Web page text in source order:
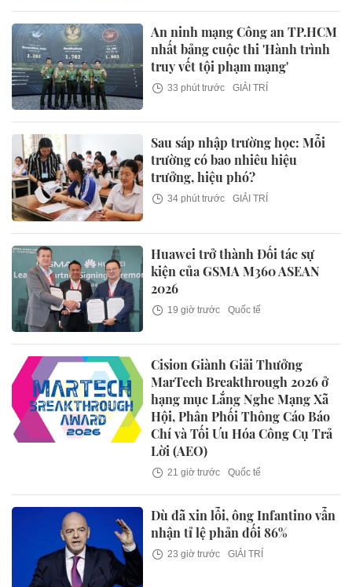
An ninh mạng Công an TP.HCM
nhất bảng cuộc thi 'Hành trình
truy vết tội phạm mạng'
33 phút trước GIẢI TRÍ
Sau sáp nhập trường học: Mỗi
trường có bao nhiêu hiệu
trưởng, hiệu phó?
34 phút trước GIẢI TRÍ
Huawei trở thành Đối tác sự
kiện của GSMA M360 ASEAN
2026
19 giờ trước Quốc tế
Cision Giành Giải Thưởng
MarTech Breakthrough 2026 ở
hạng mục Lắng Nghe Mạng Xã
Hội, Phân Phối Thông Cáo Báo
Chí và Tối Ưu Hóa Công Cụ Trả
Lời (AEO)
21 giờ trước Quốc tế
Dù đã xin lỗi, ông Infantino vẫn
nhận tỉ lệ phản đối 86%
23 giờ trước GIẢI TRÍ